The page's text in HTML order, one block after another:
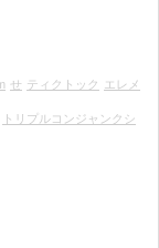
せ ティクトック エレメ
トリプルコンジャンクシ